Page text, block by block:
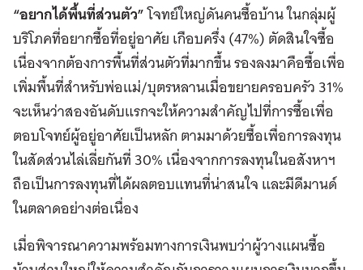
“อยากได้พื้นที่ส่วนตัว”โจทย์ใหญ่ดันคนซื้อบ้าน ในกลุ่มผู้
บริโภคที่อยากซื้อที่อยู่อาศัย เกือบครึ่ง (47%) ตัดสินใจซื้อ
เนื่องจากต้องการพื้นที่ส่วนตัวที่มากขึ้น รองลงมาคือซื้อเพื่อ
เพิ่มพื้นที่สำหรับพ่อแม่/บุตรหลานเมื่อขยายครอบครัว 31%
จะเห็นว่าสองอันดับแรกจะให้ความสำคัญไปที่การซื้อเพื่อ
ตอบโจทย์ผู้อยู่อาศัยเป็นหลัก ตามมาด้วยซื้อเพื่อการลงทุน
ในสัดส่วนไล่เลี่ยกันที่ 30% เนื่องจากการลงทุนในอสังหาฯ
ถือเป็นการลงทุนที่ได้ผลตอบแทนที่น่าสนใจ และมีดีมานด์
ในตลาดอย่างต่อเนื่อง
เมื่อพิจารณาความพร้อมทางการเงินพบว่าผู้วางแผนซื้อ